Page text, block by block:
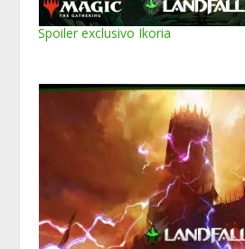
Spoiler exclusivo Ikoria